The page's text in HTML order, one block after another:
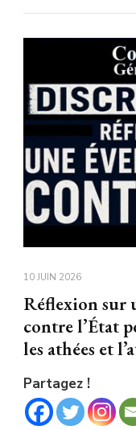
10 JUIN 2026
Réflexion sur
contre l’État
les athées et
Partagez !